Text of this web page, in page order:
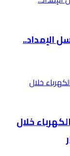
الإمداد..
بالكهرباء خلال